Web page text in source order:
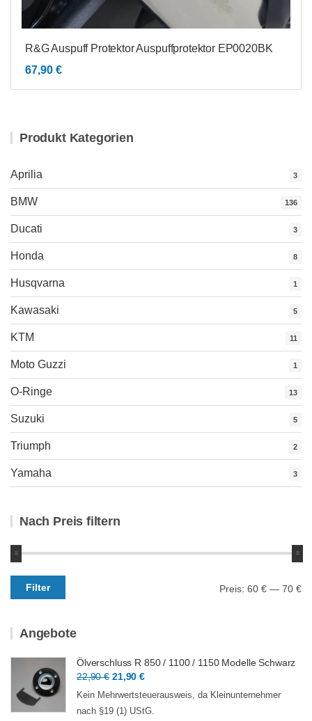
R&G Auspuff Protektor Auspuffprotektor EP0020BK
67,90 €
Produkt Kategorien
Aprilia 3
BMW 136
Ducati 3
Honda 8
Husqvarna 1
Kawasaki 5
KTM 11
Moto Guzzi 1
O-Ringe 13
Suzuki 5
Triumph 2
Yamaha 3
Nach Preis filtern
Min.
Preis
Max.
Preis
Filter Preis: 60 € — 70 €
Angebote
Ölverschluss R 850 / 1100 / 1150 Modelle Schwarz
22,90€ Ursprünglicher
Preis
war:
21,90€Aktueller
Preis
ist:
Kein Mehrwertsteuerausweis, da Kleinunternehmer
nach §19 (1) UStG.